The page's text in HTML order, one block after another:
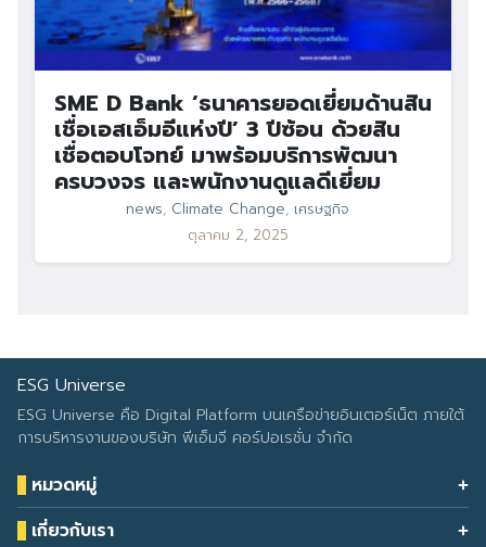
SME D Bank ‘ธนาคารยอดเยี่ยมด้านสิน
เชื่อเอสเอ็มอีแห่งปี’ 3 ปีซ้อน ด้วยสิน
เชื่อตอบโจทย์ มาพร้อมบริการพัฒนา
ครบวงจร และพนักงานดูแลดีเยี่ยม
news, Climate Change, เศรษฐกิจ
ตุลาคม 2, 2025
ESG Universe
ESG Universe คือ Digital Platform บนเครือข่ายอินเตอร์เน็ต ภายใต้
การบริหารงานของบริษัท พีเอ็มจี คอร์ปอเรชั่น จำกัด
หมวดหมู่
Health & Wellness
Eco Icon
เกี่ยวกับเรา